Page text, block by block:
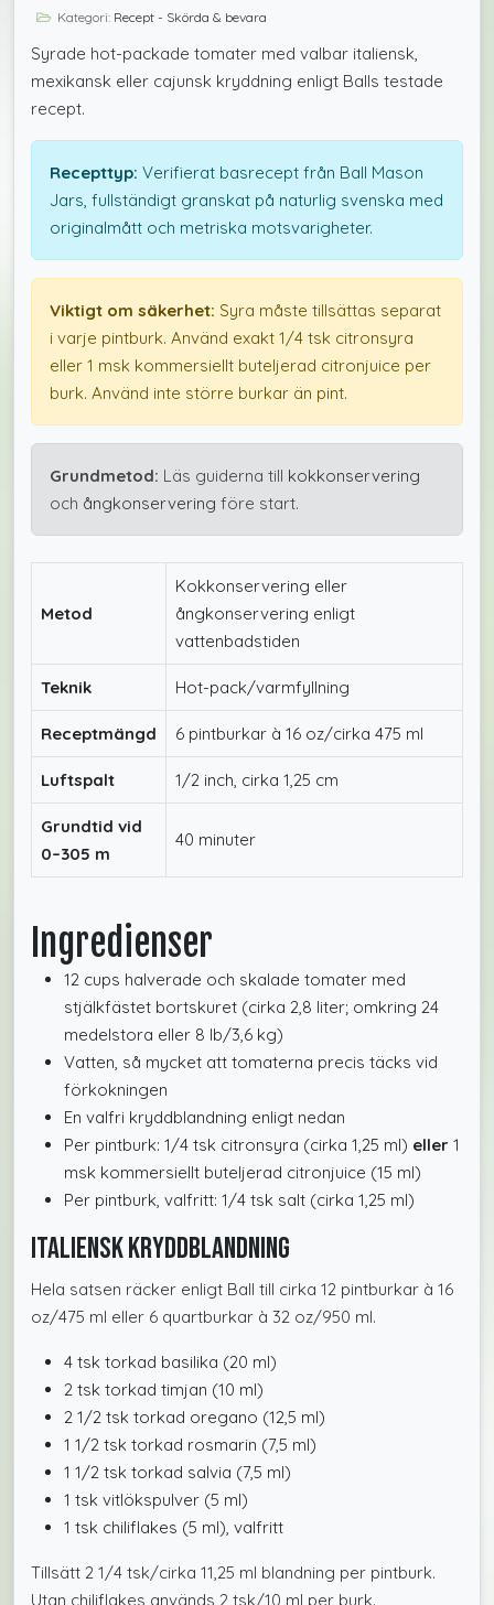
Kategori: Recept - Skörda & bevara
Syrade hot-packade tomater med valbar italiensk,
mexikansk eller cajunsk kryddning enligt Balls testade
recept.
Recepttyp: Verifierat basrecept från Ball Mason
Jars, fullständigt granskat på naturlig svenska med
originalmått och metriska motsvarigheter.
Viktigt om säkerhet: Syra måste tillsättas separat
i varje pintburk. Använd exakt 1/4 tsk citronsyra
eller 1 msk kommersiellt buteljerad citronjuice per
burk. Använd inte större burkar än pint.
Grundmetod: Läs guiderna till kokkonservering
och ångkonservering före start.
Metod
Kokkonservering eller
ångkonservering enligt
vattenbadstiden
Teknik Hot-pack/varmfyllning
Receptmängd 6 pintburkar à 16 oz/cirka 475 ml
Luftspalt 1/2 inch, cirka 1,25 cm
Grundtid vid
0–305 m
40 minuter
Ingredienser
12 cups halverade och skalade tomater med
stjälkfästet bortskuret (cirka 2,8 liter; omkring 24
medelstora eller 8 lb/3,6 kg)
Vatten, så mycket att tomaterna precis täcks vid
förkokningen
En valfri kryddblandning enligt nedan
Per pintburk: 1/4 tsk citronsyra (cirka 1,25 ml) eller 1
msk kommersiellt buteljerad citronjuice (15 ml)
Per pintburk, valfritt: 1/4 tsk salt (cirka 1,25 ml)
Italiensk kryddblandning
Hela satsen räcker enligt Ball till cirka 12 pintburkar à 16
oz/475 ml eller 6 quartburkar à 32 oz/950 ml.
4 tsk torkad basilika (20 ml)
2 tsk torkad timjan (10 ml)
2 1/2 tsk torkad oregano (12,5 ml)
1 1/2 tsk torkad rosmarin (7,5 ml)
1 1/2 tsk torkad salvia (7,5 ml)
1 tsk vitlökspulver (5 ml)
1 tsk chiliflakes (5 ml), valfritt
Tillsätt 2 1/4 tsk/cirka 11,25 ml blandning per pintburk.
Utan chiliflakes används 2 tsk/10 ml per burk.